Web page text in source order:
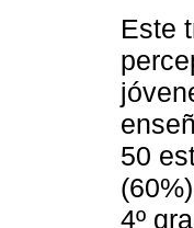
Este
50
4º